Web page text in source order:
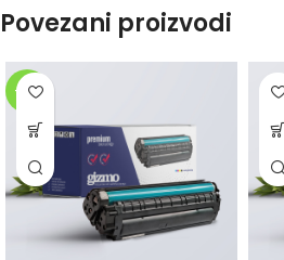
Povezani proizvodi
-20%